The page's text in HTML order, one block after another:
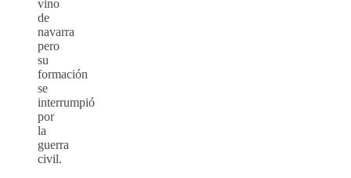
vino
de
navarra
pero
su
formación
se
interrumpió
por
la
guerra
civil.